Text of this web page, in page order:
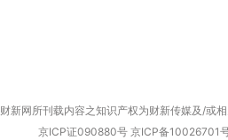
财新网所刊载内容之知识产权为财新传媒及/或
京ICP证090880号 京ICP备10026701